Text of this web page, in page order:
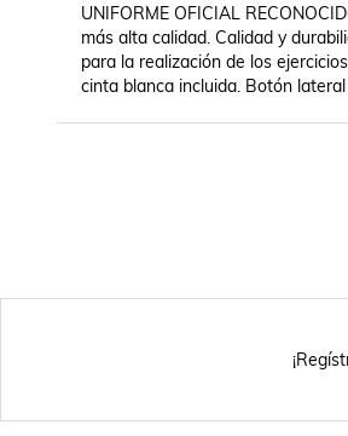
UNIFORME OFICIAL
más alta calidad. Calidad y
para la realización de los
cinta blanca incluida. Botón